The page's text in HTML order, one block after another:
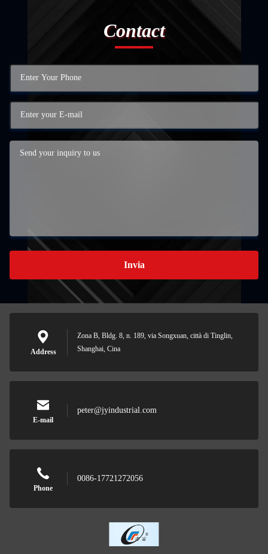
Contact
Invia
Address
Zona B, Bldg. 8, n. 189, via Songxuan, città di Tinglin,
Shanghai, Cina
E-mail
peter@jyindustrial.com
Phone
0086-17721272056